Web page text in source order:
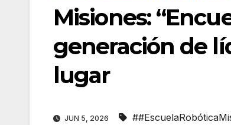
Misiones:
generación de
lugar
JUN 5, 2026